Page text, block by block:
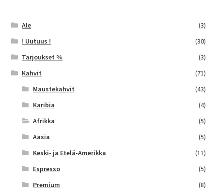
Ale
(3)
! Uutuus !
(30)
Tarjoukset %
(3)
Kahvit
(71)
Maustekahvit
(43)
Karibia
(4)
Afrikka
(5)
Aasia
(5)
Keski- ja Etelä-Amerikka
(11)
Espresso
(5)
Premium
(8)